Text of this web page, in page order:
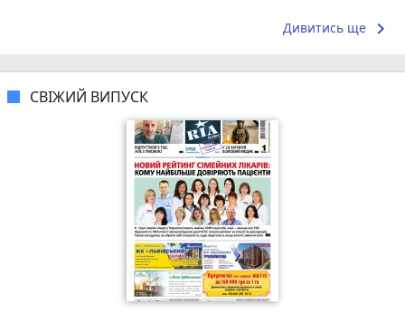
Дивитись ще keyboard_arrow_right
СВІЖИЙ ВИПУСК